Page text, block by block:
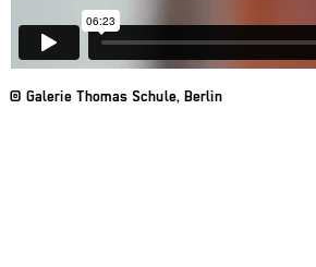
© Galerie Thomas Schule, Berlin